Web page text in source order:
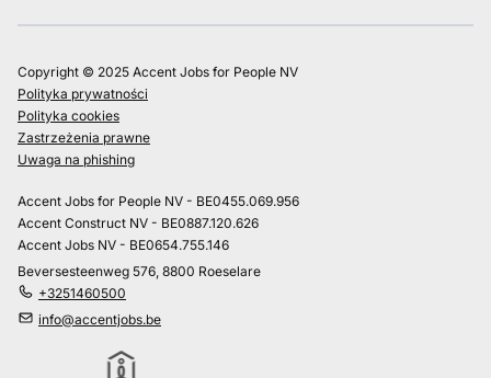
Copyright © 2025 Accent Jobs for People NV
Polityka prywatności
Polityka cookies
Zastrzeżenia prawne
Uwaga na phishing
Accent Jobs for People NV - BE0455.069.956
Accent Construct NV - BE0887.120.626
Accent Jobs NV - BE0654.755.146
Beversesteenweg 576, 8800 Roeselare
+3251460500
info@accentjobs.be